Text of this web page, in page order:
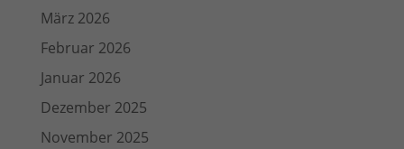
März 2026
Februar 2026
Januar 2026
Dezember 2025
November 2025